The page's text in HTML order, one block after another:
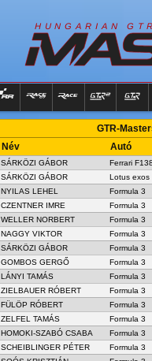
H U N G A R I A N G T
GTR-
Név Autó
SÁRKÖZI GÁBOR
Ferrari
SÁRKÖZI GÁBOR
Lotus exos
NYILAS LEHEL
Formula 3
CZENTNER IMRE
Formula 3
WELLER NORBERT
Formula 3
NAGGY VIKTOR
Formula 3
SÁRKÖZI GÁBOR
Formula 3
GOMBOS GERGŐ
Formula 3
LÁNYI TAMÁS
Formula 3
ZIELBAUER RÓBERT
Formula 3
FÜLÖP RÓBERT
Formula 3
ZELFEL TAMÁS
Formula 3
HOMOKI-SZABÓ CSABA
Formula 3
SCHEIBLINGER PÉTER
Formula 3